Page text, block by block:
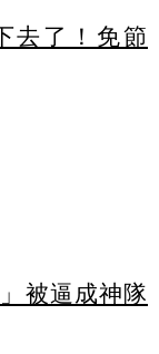
去了！免節
被逼成神隊